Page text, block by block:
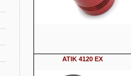
ATIK 4120 EX